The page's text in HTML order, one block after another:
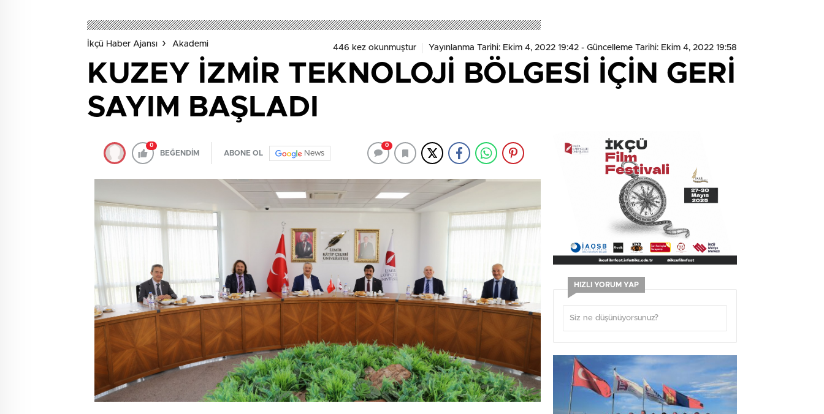
İkçü Haber Ajansı Akademi 446 kez okunmuştur Yayınlanma Tarihi: Ekim 4, 2022 19:42 - Güncelleme Tarihi: Ekim 4, 2022 19:58
KUZEY İZMİR TEKNOLOJİ BÖLGESİ İÇİN GERİ
SAYIM BAŞLADI
0
BEĞENDİM ABONE OL News
0
HIZLI YORUM YAP